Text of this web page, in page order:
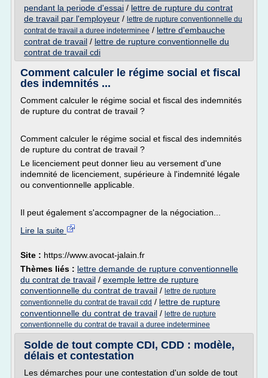
pendant la periode d'essai / lettre de rupture du contrat
de travail par l'employeur / lettre de rupture conventionnelle du
contrat de travail a duree indeterminee / lettre d'embauche
contrat de travail / lettre de rupture conventionnelle du
contrat de travail cdi
Comment calculer le régime social et fiscal
des indemnités ...
Comment calculer le régime social et fiscal des indemnités
de rupture du contrat de travail ?
Comment calculer le régime social et fiscal des indemnités
de rupture du contrat de travail ?
Le licenciement peut donner lieu au versement d'une
indemnité de licenciement, supérieure à l'indemnité légale
ou conventionnelle applicable.
Il peut également s'accompagner de la négociation...
Lire la suite
Site : https://www.avocat-jalain.fr
Thèmes liés : lettre demande de rupture conventionnelle
du contrat de travail / exemple lettre de rupture
conventionnelle du contrat de travail / lettre de rupture
conventionnelle du contrat de travail cdd / lettre de rupture
conventionnelle du contrat de travail / lettre de rupture
conventionnelle du contrat de travail a duree indeterminee
Solde de tout compte CDI, CDD : modèle,
délais et contestation
Les démarches pour une contestation d'un solde de tout